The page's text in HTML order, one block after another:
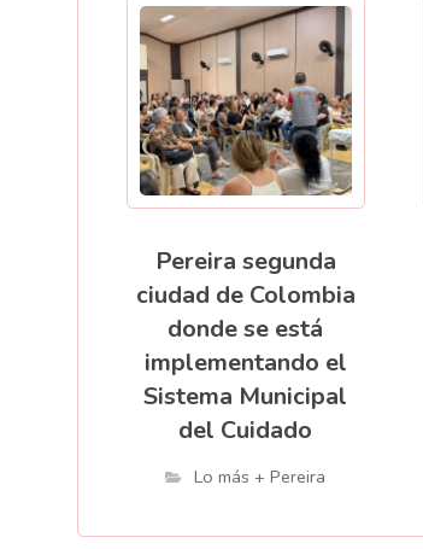
Pereira segunda
ciudad de Colombia
donde se está
implementando el
Sistema Municipal
del Cuidado
Lo más + Pereira